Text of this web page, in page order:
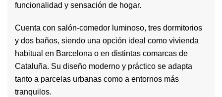
funcionalidad y sensación de hogar.
Cuenta con salón-comedor luminoso, tres dormitorios
y dos baños, siendo una opción ideal como vivienda
habitual en Barcelona o en distintas comarcas de
Cataluña. Su diseño moderno y práctico se adapta
tanto a parcelas urbanas como a entornos más
tranquilos.